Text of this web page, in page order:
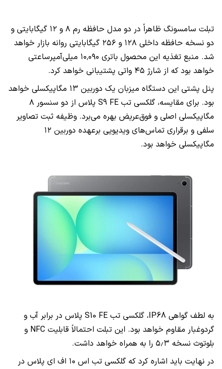
تبلت سامسونگ ظاهراً در دو مدل حافظه رم ۸ و ۱۲ گیگابایتی و
دو نسخه حافظه داخلی ۱۲۸ و ۲۵۶ گیگابایتی روانه بازار خواهد
شد. منبع تغذیه این محصول باتری ۱۰٬۰۹۰ میلی‌آمپرساعتی
خواهد بود که از شارژ ۴۵ واتی پشتیبانی خواهد کرد.
پنل پشتی این دستگاه میزبان یک دوربین ۱۳ مگاپیکسلی خواهد
بود. برای مقایسه، گلکسی تب S9 FE پلاس از دو سنسور ۸
مگاپیکسلی اصلی و فوق‌عریض بهره می‌برد. وظیفه ثبت تصاویر
سلفی و برقراری تماس‌های ویدیویی برعهده دوربین ۱۲
مگاپیکسلی خواهد بود.
به لطف گواهی IP68، گلکسی تب S10 FE پلاس در برابر آب و
گردوغبار مقاوم خواهد بود. این تبلت احتمالاً قابلیت NFC و
بلوتوث نسخه ۵٫۳ را به همراه خواهد داشت.
در نهایت باید اشاره کرد که گلکسی تب اس ۱۰ اف ای پلاس در